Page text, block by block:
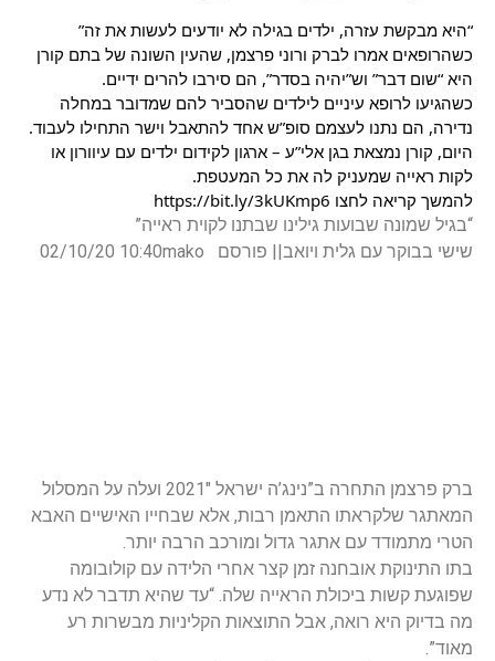
“היא מבקשת עזרה, ילדים בגילה לא יודעים לעשות את זה”
היא “שום דבר” וש”יהיה בסדר”, הם סירבו להרים ידיים.
היום, קורן נמצאת בגן
לקות ראייה שמעניק לה את כל המעטפת.
להמשך קריאה לחצו https://bit.ly/3kUKmp6
“בגיל שמונה שבועות גילינו שבתנו לקוית ראייה”
שישי בבוקר עם גלית ויואב|| פורסם 02/10/20 10:40mako
ברק פרצמן התחרה ב”נינג’ה ישראל 2021″ ועלה על המסלול
המאתגר שלקראתו התאמן רבות, אלא שבחייו האישיים האבא
הטרי מתמודד עם אתגר גדול ומורכב הרבה יותר.
בתו התינוקת אובחנה זמן קצר אחרי הלידה עם קולובומה
שפוגעת קשות ביכולת הראייה שלה. “עד שהיא תדבר לא נדע
מה בדיוק היא רואה, אבל התוצאות הקליניות מבשרות רע
מאוד”.